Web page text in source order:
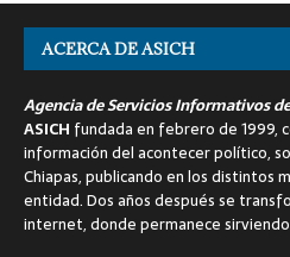
ACERCA DE ASICH
Agencia de Servicios Informativos
ASICH fundada en febrero de 1999,
información del acontecer político,
Chiapas, publicando en los distintos
entidad. Dos años después se
internet, donde permanece